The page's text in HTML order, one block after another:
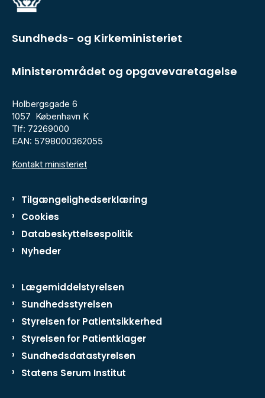
Sundheds- og Kirkeministeriet
Ministerområdet og opgavevaretagelse
Holbergsgade 6
1057 København K
Tlf: 72269000
EAN: 5798000362055
Kontakt ministeriet
Tilgængelighedserklæring
Cookies
Databeskyttelsespolitik
Nyheder
Lægemiddelstyrelsen
Sundhedsstyrelsen
Styrelsen for Patientsikkerhed
Styrelsen for Patientklager
Sundhedsdatastyrelsen
Statens Serum Institut